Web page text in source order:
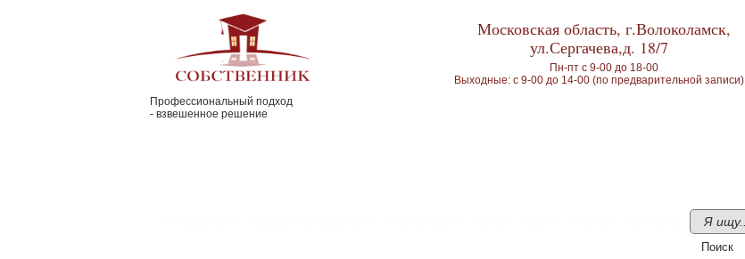
Профессиональный подход
- взвешенное решение
Московская область, г.Волоколамск,
ул.Сергачева,д. 18/7
Пн-пт с 9-00 до 18-00
Выходные: с 9-00 до 14-00 (по предварительной записи)